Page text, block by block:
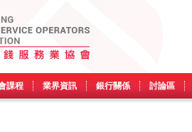
課程 業界資訊 銀行關係 討論區